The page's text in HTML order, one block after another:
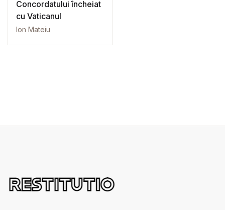
Concordatului încheiat
cu Vaticanul
Ion Mateiu